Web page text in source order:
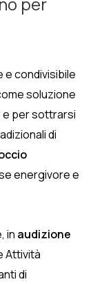
condivisibile
soluzione
e per sottrarsi
di
energivore e
in audizione
Attività
di